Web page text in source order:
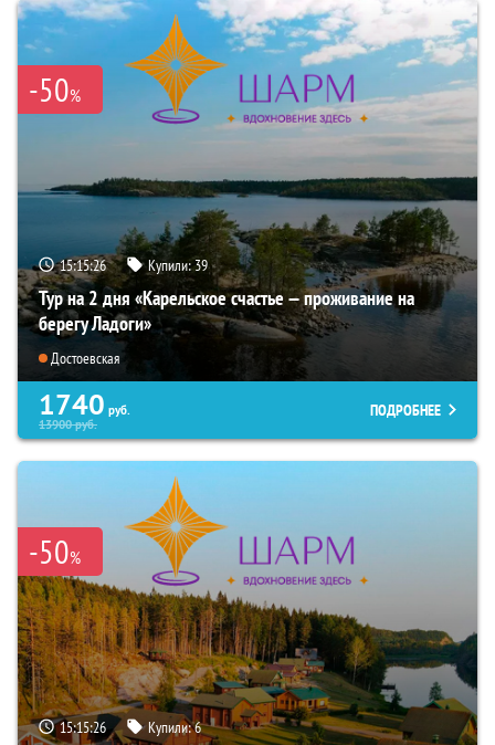
-50%
15:15:25 Купили:39
Тур на 2 дня «Карельское счастье — проживание на
берегу Ладоги»
Достоевская
1740 руб.
13900руб.
ПОДРОБНЕЕ
-50%
15:15:25 Купили:6